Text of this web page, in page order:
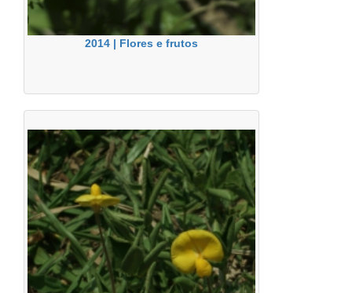
2014 | Flores e frutos